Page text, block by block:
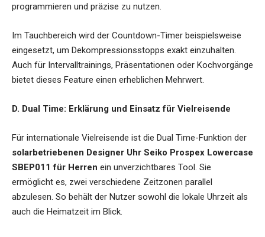
programmieren und präzise zu nutzen.
Im Tauchbereich wird der Countdown-Timer beispielsweise
eingesetzt, um Dekompressionsstopps exakt einzuhalten.
Auch für Intervalltrainings, Präsentationen oder Kochvorgänge
bietet dieses Feature einen erheblichen Mehrwert.
D. Dual Time: Erklärung und Einsatz für Vielreisende
Für internationale Vielreisende ist die Dual Time-Funktion der
solarbetriebenen Designer Uhr Seiko Prospex Lowercase
SBEP011 für Herren ein unverzichtbares Tool. Sie
ermöglicht es, zwei verschiedene Zeitzonen parallel
abzulesen. So behält der Nutzer sowohl die lokale Uhrzeit als
auch die Heimatzeit im Blick.